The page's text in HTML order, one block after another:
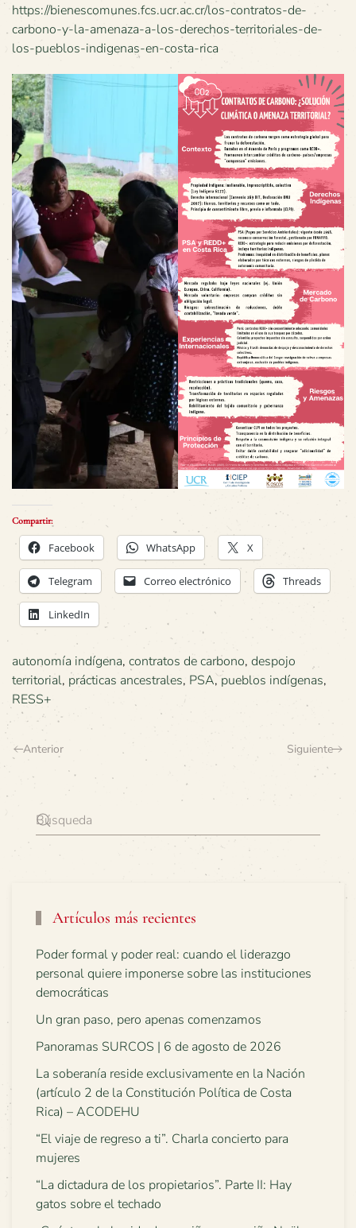
https://bienescomunes.fcs.ucr.ac.cr/los-contratos-de-
carbono-y-la-amenaza-a-los-derechos-territoriales-de-
los-pueblos-indigenas-en-costa-rica
Compartir:
Facebook WhatsApp X
Telegram Correo electrónico Threads
LinkedIn
autonomía indígena, contratos de carbono, despojo
territorial, prácticas ancestrales, PSA, pueblos indígenas,
RESS+
Anterior Siguiente
Artículos más recientes
Poder formal y poder real: cuando el liderazgo
personal quiere imponerse sobre las instituciones
democráticas
Un gran paso, pero apenas comenzamos
Panoramas SURCOS | 6 de agosto de 2026
La soberanía reside exclusivamente en la Nación
(artículo 2 de la Constitución Política de Costa
Rica) – ACODEHU
“El viaje de regreso a ti”. Charla concierto para
mujeres
“La dictadura de los propietarios”. Parte II: Hay
gatos sobre el techado